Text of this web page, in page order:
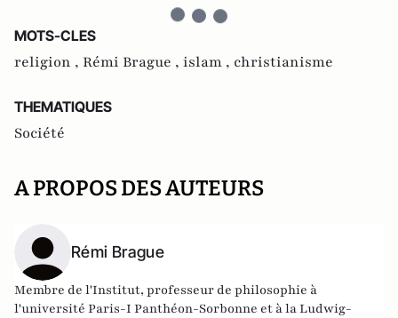
MOTS-CLES
religion , Rémi Brague , islam , christianisme
THEMATIQUES
Société
A PROPOS DES AUTEURS
Rémi Brague
Membre de l'Institut, professeur de philosophie à
l'université Paris-I Panthéon-Sorbonne et à la Ludwig-